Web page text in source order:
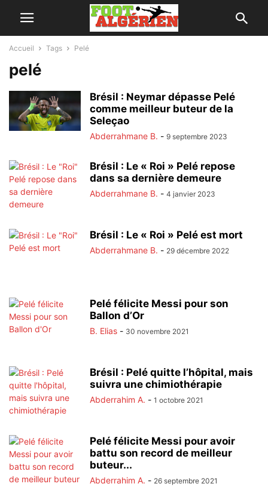
Accueil Tags Pelé
pelé
Brésil : Neymar dépasse Pelé
comme meilleur buteur de la
Seleçao
Abderrahmane B. - 9 septembre 2023
Brésil : Le « Roi » Pelé repose
dans sa dernière demeure
Abderrahmane B. - 4 janvier 2023
Brésil : Le « Roi » Pelé est mort
Abderrahmane B. - 29 décembre 2022
Pelé félicite Messi pour son
Ballon d’Or
B. Elias - 30 novembre 2021
Brésil : Pelé quitte l’hôpital, mais
suivra une chimiothérapie
Abderrahim A. - 1 octobre 2021
Pelé félicite Messi pour avoir
battu son record de meilleur
buteur...
Abderrahim A. - 26 septembre 2021